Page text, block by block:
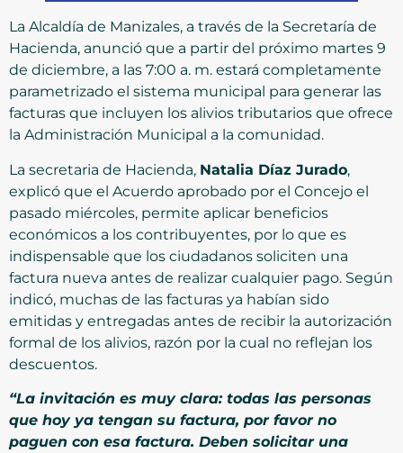
La Alcaldía de Manizales, a través de la Secretaría de
Hacienda, anunció que a partir del próximo martes 9
de diciembre, a las 7:00 a. m. estará completamente
parametrizado el sistema municipal para generar las
facturas que incluyen los alivios tributarios que ofrece
la Administración Municipal a la comunidad.
La secretaria de Hacienda, Natalia Díaz Jurado,
explicó que el Acuerdo aprobado por el Concejo el
pasado miércoles, permite aplicar beneficios
económicos a los contribuyentes, por lo que es
indispensable que los ciudadanos soliciten una
factura nueva antes de realizar cualquier pago. Según
indicó, muchas de las facturas ya habían sido
emitidas y entregadas antes de recibir la autorización
formal de los alivios, razón por la cual no reflejan los
descuentos.
“La invitación es muy clara: todas las personas
que hoy ya tengan su factura, por favor no
paguen con esa factura. Deben solicitar una